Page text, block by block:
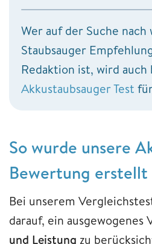
Wer auf der Suche
Staubsauger
Redaktion ist, wird
Akkustaubsauger Test
So wurde unsere
Bewertung erstellt
Bei unserem
darauf, ein ausgewogenes
und Leistung zu